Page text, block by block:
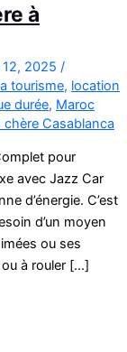
à
2025 /
tourisme, location
durée, Maroc
Casablanca
pour
avec Jazz Car
d’énergie. C’est
d’un moyen
ou ses
à rouler […]